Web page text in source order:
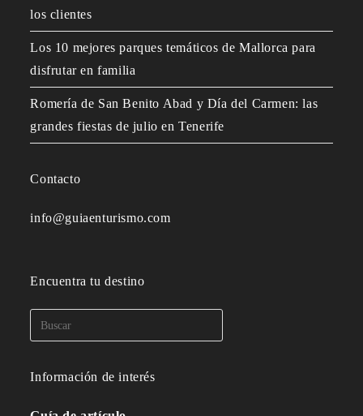
los clientes
Los 10 mejores parques temáticos de Mallorca para
disfrutar en familia
Romería de San Benito Abad y Día del Carmen: las
grandes fiestas de julio en Tenerife
Contacto
info@guiaenturismo.com
Encuentra tu destino
Información de interés